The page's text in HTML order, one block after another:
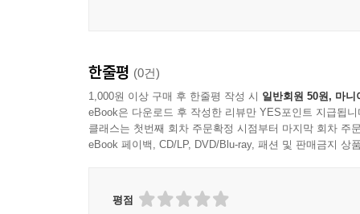
한줄평 (0건)
1,000원 이상 구매 후 한줄평 작성 시 일반회원 50원, 마니
eBook은 다운로드 후 작성한 리뷰만 YES포인트 지급됩니
클래스는 첫번째 회차 주문확정 시점부터 마지막 회차 주
eBook 페이백, CD/LP, DVD/Blu-ray, 패션 및 판매금지 상
평점